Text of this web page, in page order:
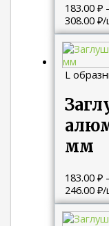
183.00₽
308.00 ₽/
L
мм
183.00₽
246.00 ₽/